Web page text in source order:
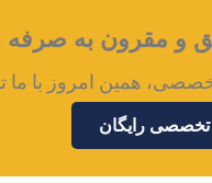
و مقرون به
همین امروز با ما
رایگان